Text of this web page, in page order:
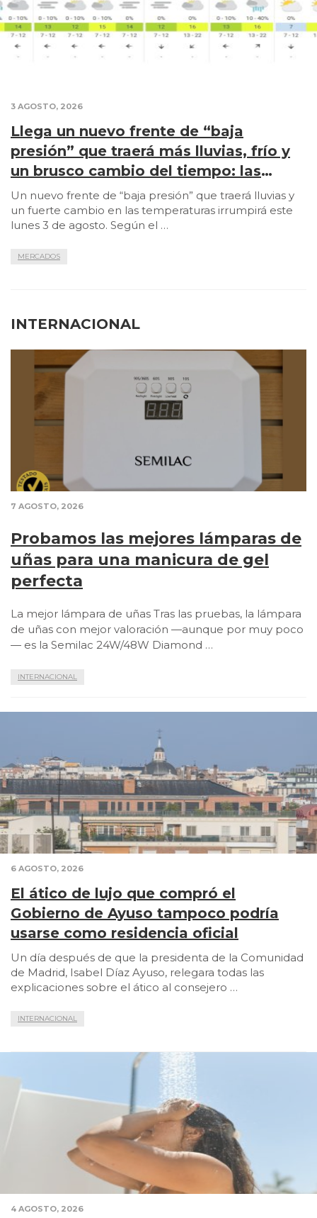
3 AGOSTO, 2026
Llega un nuevo frente de “baja
presión” que traerá más lluvias, frío y
un brusco cambio del tiempo: las
zonas afectadas
Un nuevo frente de “baja presión” que traerá lluvias y
un fuerte cambio en las temperaturas irrumpirá este
lunes 3 de agosto. Según el …
MERCADOS
INTERNACIONAL
7 AGOSTO, 2026
Probamos las mejores lámparas de
uñas para una manicura de gel
perfecta
La mejor lámpara de uñas Tras las pruebas, la lámpara
de uñas con mejor valoración —aunque por muy poco
— es la Semilac 24W/48W Diamond …
INTERNACIONAL
6 AGOSTO, 2026
El ático de lujo que compró el
Gobierno de Ayuso tampoco podría
usarse como residencia oficial
Un día después de que la presidenta de la Comunidad
de Madrid, Isabel Díaz Ayuso, relegara todas las
explicaciones sobre el ático al consejero …
INTERNACIONAL
4 AGOSTO, 2026